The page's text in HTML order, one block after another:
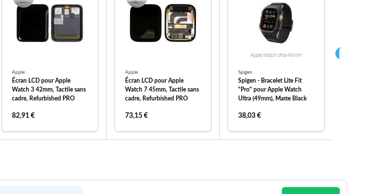
Apple
Écran LCD pour Apple
Watch 3 42mm, Tactile sans
cadre, Refurbished PRO
82,91 €
Apple
Écran LCD pour Apple
Watch 7 45mm, Tactile sans
cadre, Refurbished PRO
73,15 €
Spigen
Spigen - Bracelet Lite Fit
"Pro" pour Apple Watch
Ultra (49mm), Matte Black
38,03 €